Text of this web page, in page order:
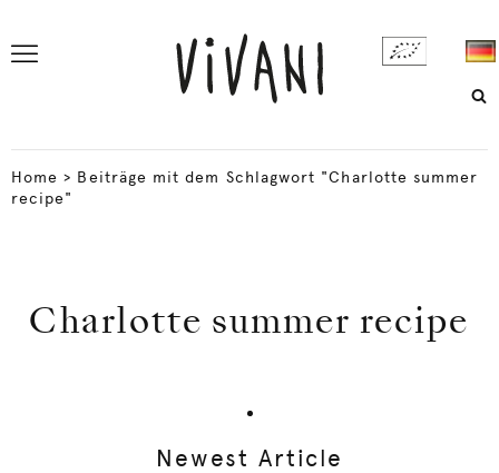
Home > Beiträge mit dem Schlagwort "Charlotte summer
recipe"
Charlotte summer recipe
Newest Article